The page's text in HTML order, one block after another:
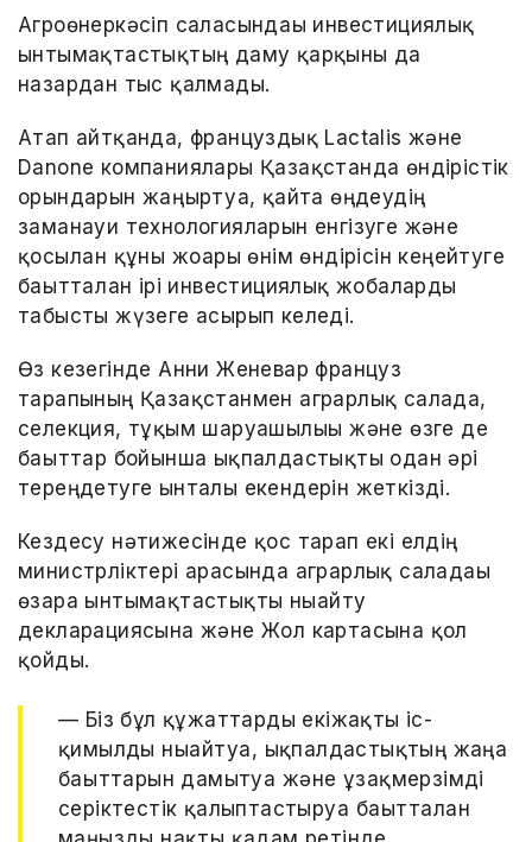
Агроөнеркәсіп саласындағы инвестициялық
ынтымақтастықтың даму қарқыны да
назардан тыс қалмады.
Атап айтқанда, француздық Lactalis және
Danone компаниялары Қазақстанда өндірістік
орындарын жаңғыртуға, қайта өңдеудің
заманауи технологияларын енгізуге және
қосылған құны жоғары өнім өндірісін кеңейтуге
бағытталған ірі инвестициялық жобаларды
табысты жүзеге асырып келеді.
Өз кезегінде Анни Женевар француз
тарапының Қазақстанмен аграрлық салада,
селекция, тұқым шаруашылығы және өзге де
бағыттар бойынша ықпалдастықты одан әрі
тереңдетуге ынталы екендерін жеткізді.
Кездесу нәтижесінде қос тарап екі елдің
министрліктері арасында аграрлық саладағы
өзара ынтымақтастықты нығайту
декларациясына және Жол картасына қол
қойды.
— Біз бұл құжаттарды екіжақты іс-
қимылды нығайтуға, ықпалдастықтың жаңа
бағыттарын дамытуға және ұзақмерзімді
серіктестік қалыптастыруға бағытталған